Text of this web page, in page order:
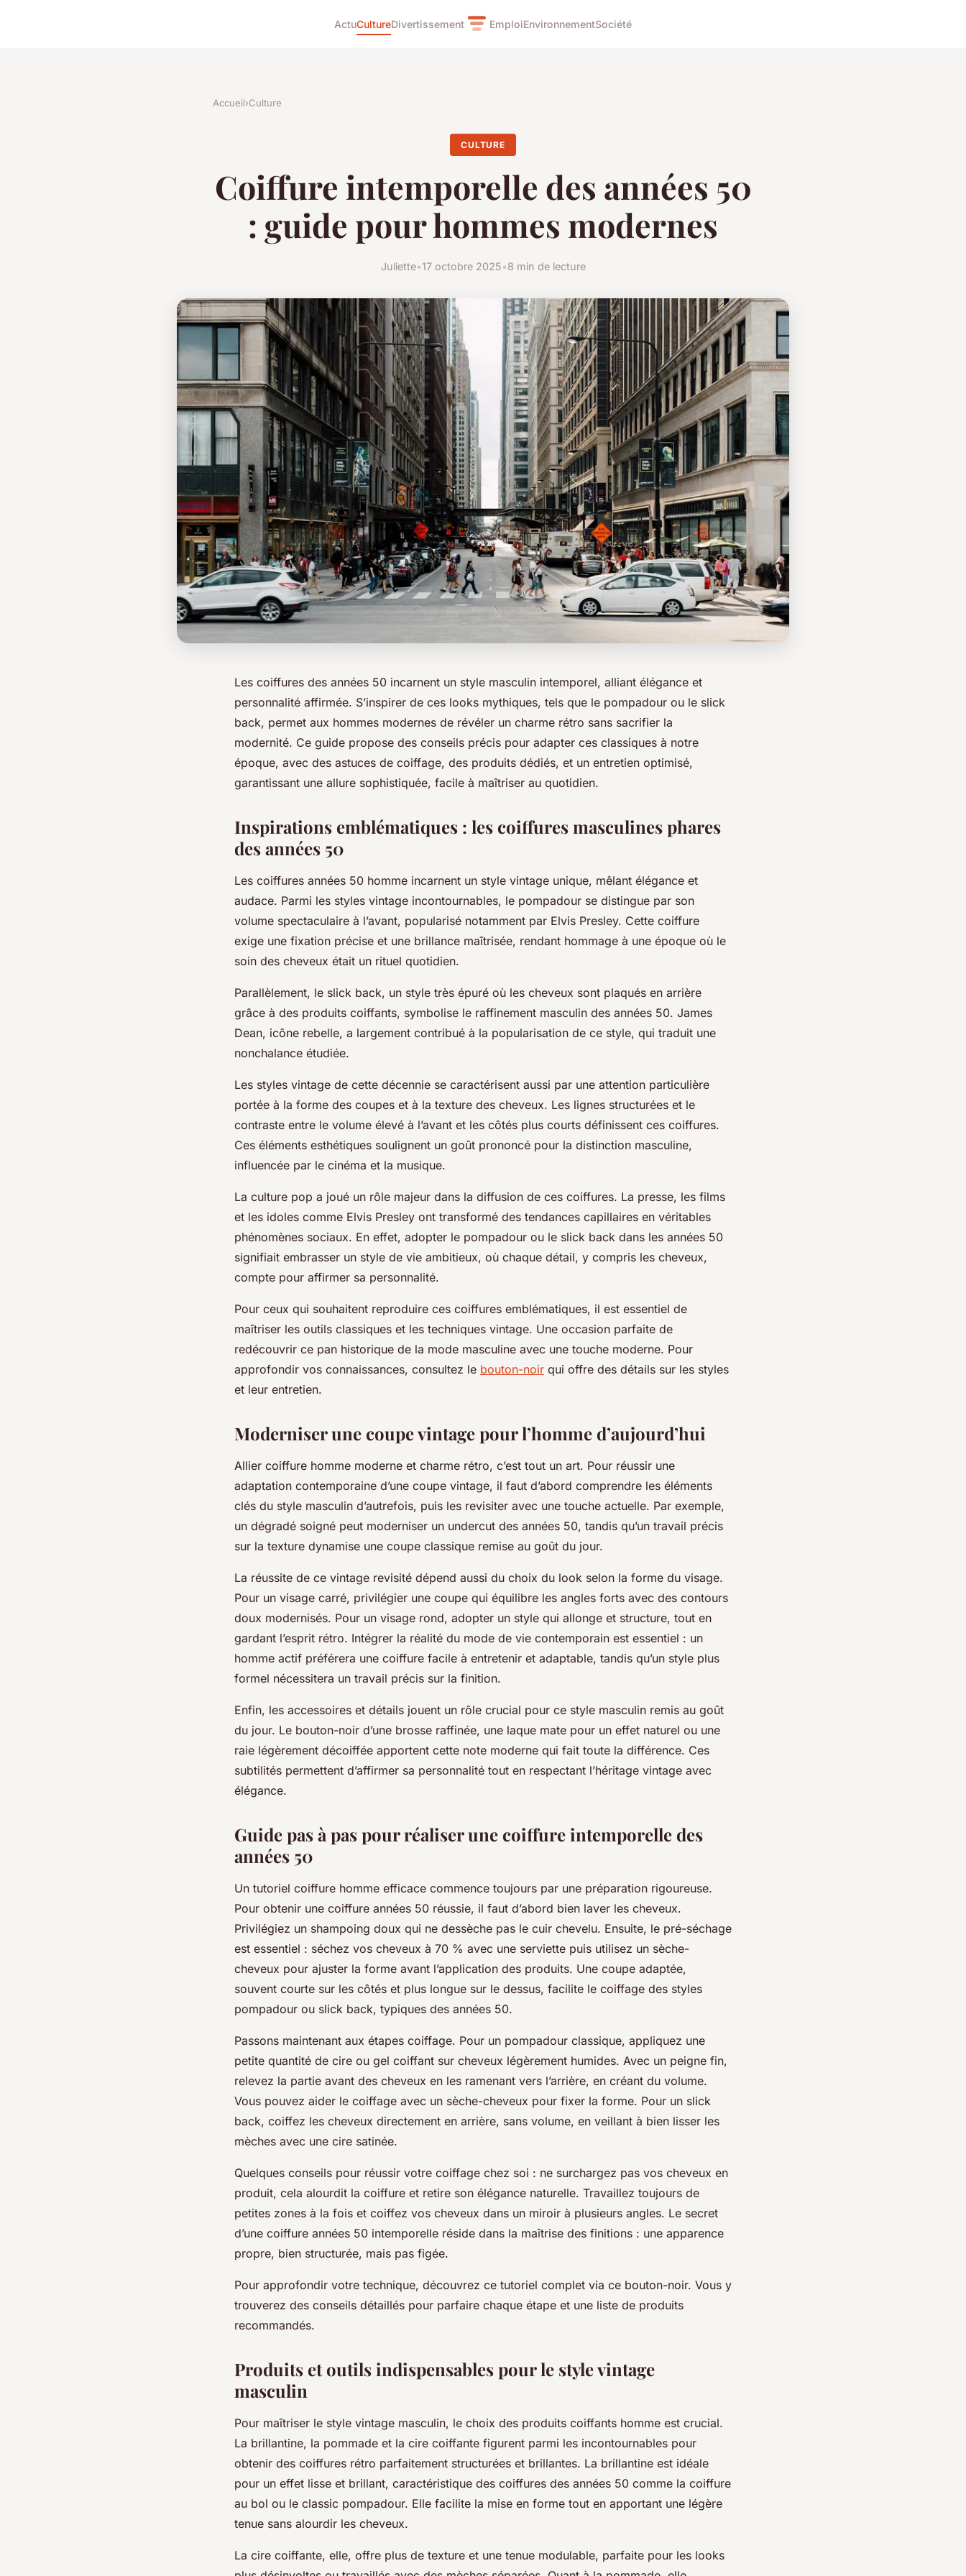
ActuCultureDivertissement EmploiEnvironnementSociété
Accueil›Culture
CULTURE
Coiffure intemporelle des années 50
: guide pour hommes modernes
Juliette•17 octobre 2025•8 min de lecture
Les coiffures des années 50 incarnent un style masculin intemporel, alliant élégance et
personnalité affirmée. S’inspirer de ces looks mythiques, tels que le pompadour ou le slick
back, permet aux hommes modernes de révéler un charme rétro sans sacrifier la
modernité. Ce guide propose des conseils précis pour adapter ces classiques à notre
époque, avec des astuces de coiffage, des produits dédiés, et un entretien optimisé,
garantissant une allure sophistiquée, facile à maîtriser au quotidien.
Inspirations emblématiques : les coiffures masculines phares
des années 50
Les coiffures années 50 homme incarnent un style vintage unique, mêlant élégance et
audace. Parmi les styles vintage incontournables, le pompadour se distingue par son
volume spectaculaire à l’avant, popularisé notamment par Elvis Presley. Cette coiffure
exige une fixation précise et une brillance maîtrisée, rendant hommage à une époque où le
soin des cheveux était un rituel quotidien.
Parallèlement, le slick back, un style très épuré où les cheveux sont plaqués en arrière
grâce à des produits coiffants, symbolise le raffinement masculin des années 50. James
Dean, icône rebelle, a largement contribué à la popularisation de ce style, qui traduit une
nonchalance étudiée.
Les styles vintage de cette décennie se caractérisent aussi par une attention particulière
portée à la forme des coupes et à la texture des cheveux. Les lignes structurées et le
contraste entre le volume élevé à l’avant et les côtés plus courts définissent ces coiffures.
Ces éléments esthétiques soulignent un goût prononcé pour la distinction masculine,
influencée par le cinéma et la musique.
La culture pop a joué un rôle majeur dans la diffusion de ces coiffures. La presse, les films
et les idoles comme Elvis Presley ont transformé des tendances capillaires en véritables
phénomènes sociaux. En effet, adopter le pompadour ou le slick back dans les années 50
signifiait embrasser un style de vie ambitieux, où chaque détail, y compris les cheveux,
compte pour affirmer sa personnalité.
Pour ceux qui souhaitent reproduire ces coiffures emblématiques, il est essentiel de
maîtriser les outils classiques et les techniques vintage. Une occasion parfaite de
redécouvrir ce pan historique de la mode masculine avec une touche moderne. Pour
approfondir vos connaissances, consultez le bouton-noir qui offre des détails sur les styles
et leur entretien.
Moderniser une coupe vintage pour l’homme d’aujourd’hui
Allier coiffure homme moderne et charme rétro, c’est tout un art. Pour réussir une
adaptation contemporaine d’une coupe vintage, il faut d’abord comprendre les éléments
clés du style masculin d’autrefois, puis les revisiter avec une touche actuelle. Par exemple,
un dégradé soigné peut moderniser un undercut des années 50, tandis qu’un travail précis
sur la texture dynamise une coupe classique remise au goût du jour.
La réussite de ce vintage revisité dépend aussi du choix du look selon la forme du visage.
Pour un visage carré, privilégier une coupe qui équilibre les angles forts avec des contours
doux modernisés. Pour un visage rond, adopter un style qui allonge et structure, tout en
gardant l’esprit rétro. Intégrer la réalité du mode de vie contemporain est essentiel : un
homme actif préférera une coiffure facile à entretenir et adaptable, tandis qu’un style plus
formel nécessitera un travail précis sur la finition.
Enfin, les accessoires et détails jouent un rôle crucial pour ce style masculin remis au goût
du jour. Le bouton-noir d’une brosse raffinée, une laque mate pour un effet naturel ou une
raie légèrement décoiffée apportent cette note moderne qui fait toute la différence. Ces
subtilités permettent d’affirmer sa personnalité tout en respectant l’héritage vintage avec
élégance.
Guide pas à pas pour réaliser une coiffure intemporelle des
années 50
Un tutoriel coiffure homme efficace commence toujours par une préparation rigoureuse.
Pour obtenir une coiffure années 50 réussie, il faut d’abord bien laver les cheveux.
Privilégiez un shampoing doux qui ne dessèche pas le cuir chevelu. Ensuite, le pré-séchage
est essentiel : séchez vos cheveux à 70 % avec une serviette puis utilisez un sèche-
cheveux pour ajuster la forme avant l’application des produits. Une coupe adaptée,
souvent courte sur les côtés et plus longue sur le dessus, facilite le coiffage des styles
pompadour ou slick back, typiques des années 50.
Passons maintenant aux étapes coiffage. Pour un pompadour classique, appliquez une
petite quantité de cire ou gel coiffant sur cheveux légèrement humides. Avec un peigne fin,
relevez la partie avant des cheveux en les ramenant vers l’arrière, en créant du volume.
Vous pouvez aider le coiffage avec un sèche-cheveux pour fixer la forme. Pour un slick
back, coiffez les cheveux directement en arrière, sans volume, en veillant à bien lisser les
mèches avec une cire satinée.
Quelques conseils pour réussir votre coiffage chez soi : ne surchargez pas vos cheveux en
produit, cela alourdit la coiffure et retire son élégance naturelle. Travaillez toujours de
petites zones à la fois et coiffez vos cheveux dans un miroir à plusieurs angles. Le secret
d’une coiffure années 50 intemporelle réside dans la maîtrise des finitions : une apparence
propre, bien structurée, mais pas figée.
Pour approfondir votre technique, découvrez ce tutoriel complet via ce bouton-noir. Vous y
trouverez des conseils détaillés pour parfaire chaque étape et une liste de produits
recommandés.
Produits et outils indispensables pour le style vintage
masculin
Pour maîtriser le style vintage masculin, le choix des produits coiffants homme est crucial.
La brillantine, la pommade et la cire coiffante figurent parmi les incontournables pour
obtenir des coiffures rétro parfaitement structurées et brillantes. La brillantine est idéale
pour un effet lisse et brillant, caractéristique des coiffures des années 50 comme la coiffure
au bol ou le classic pompadour. Elle facilite la mise en forme tout en apportant une légère
tenue sans alourdir les cheveux.
La cire coiffante, elle, offre plus de texture et une tenue modulable, parfaite pour les looks